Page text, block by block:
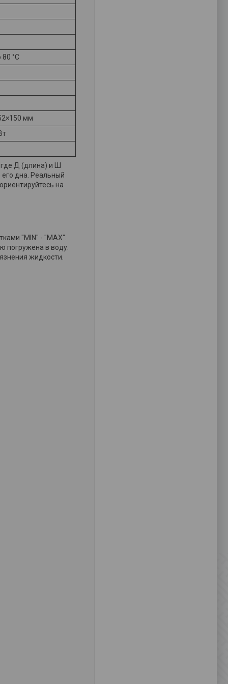
80 °С
мм
Д (длина) и Ш
его дна. Реальный
на
"MIN" - "MAX".
погружена в воду.
жидкости.